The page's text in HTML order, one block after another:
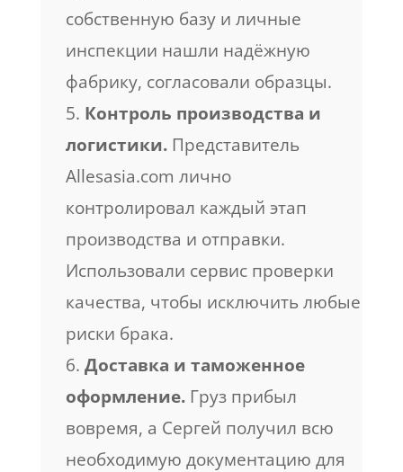
собственную базу и личные
инспекции нашли надёжную
фабрику, согласовали образцы.
Контроль производства и
логистики.Представитель
Allesasia.com лично
контролировал каждый этап
производства и отправки.
Использовали сервис проверки
качества, чтобы исключить любые
риски брака.
Доставка и таможенное
оформление.Груз прибыл
вовремя, а Сергей получил всю
необходимую документацию для